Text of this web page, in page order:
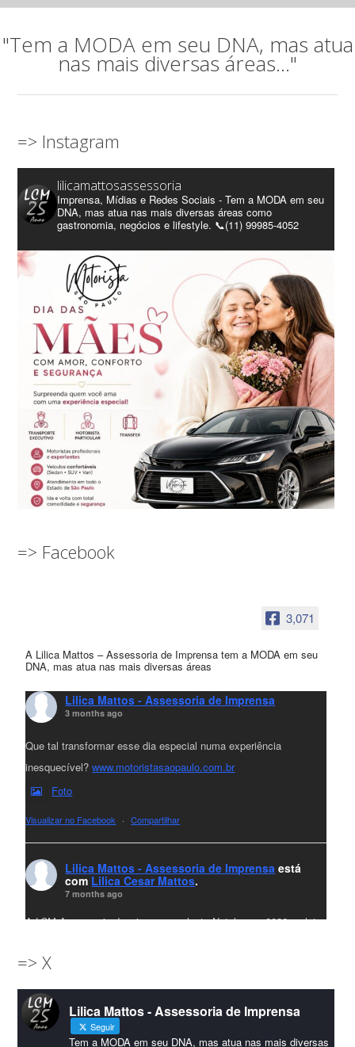
"Tem a MODA em seu DNA, mas atua
nas mais diversas áreas..."
=> Instagram
lilicamattosassessoria
Imprensa, Mídias e Redes Sociais - Tem a MODA em seu
DNA, mas atua nas mais diversas áreas como
gastronomia, negócios e lifestyle. 📞(11) 99985-4052
=> Facebook
3,071
A Lilica Mattos – Assessoria de Imprensa tem a MODA em seu
DNA, mas atua nas mais diversas áreas
Lilica Mattos - Assessoria de Imprensa
3 months ago
Que tal transformar esse dia especial numa experiência
inesquecível?www.motoristasaopaulo.com.br
Foto
Visualizar no Facebook · Compartilhar
Lilica Mattos - Assessoria de Imprensa está
com Lilica Cesar Mattos.
7 months ago
A LCM Assessoria deseja um excelente Natal e um 2026 repleto
amigos que sempre nos acompanham!🎄✨🥂❤️
#lcmassessoriassessoria#natal #merrychristmas #felizanonovo
#HappyNewYear
Foto
=> X
Lilica Mattos - Assessoria de Imprensa
Seguir
Tem a MODA em seu DNA, mas atua nas mais diversas